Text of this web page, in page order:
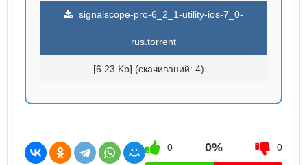
signalscope-pro-6_2_1-utility-ios-7_0-
rus.torrent
[6.23 Kb] (cкачиваний: 4)
0 0% 0